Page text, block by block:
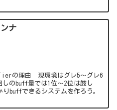
ナ
のbuff量では1位～2位は厳し
buffできるシステムを作ろう。